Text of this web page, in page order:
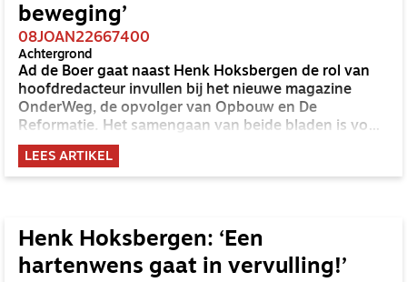
beweging’
08JOAN22667400
Achtergrond
Ad de Boer gaat naast Henk Hoksbergen de rol van
hoofdredacteur invullen bij het nieuwe magazine
OnderWeg, de opvolger van Opbouw en De
Reformatie. Het samengaan van beide bladen is voor
De Boer een droom die uitkomt. 'Een teken van het
werk van Gods Geest.' Een interview.
LEES ARTIKEL
Henk Hoksbergen: ‘Een
hartenwens gaat in vervulling!’